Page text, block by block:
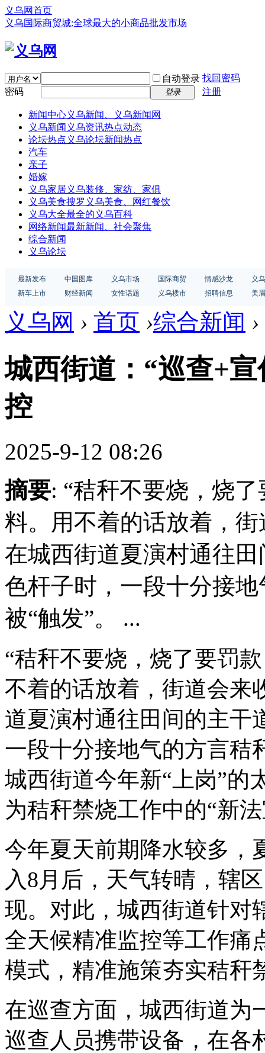
义乌网首页
义乌国际商贸城:全球最大的小商品批发市场
自动登录 找回密码
密码
登录 注册
新闻中心义乌新闻、义乌新闻网
义乌新闻 义乌资讯热点动态
论坛热点 义乌论坛新闻热点
汽车
亲子
婚嫁
义乌家居义乌装修、家纺、家俱
义乌美食搜罗义乌美食、网红餐饮
义乌大全最全的义乌百科
网络新闻最新新闻、社会聚焦
综合新闻
义乌论坛
最新发布 中国图库 义乌市场 国际商贸 情感沙龙
义
新车上市
财经新闻 女性话题 义乌楼市 招聘信息 美
义乌网 › 首页 ›综合新闻 ›
城西街道：“巡查+
控
2025-9-12 08:26
摘要: “秸秆不要烧，烧
料。用不着的话放着，
在城西街道夏演村通往
色杆子时，一段十分接
被“触发”。 ...
“秸秆不要烧，烧了要罚
不着的话放着，街道会
道夏演村通往田间的主干
一段十分接地气的方言秸
城西街道今年新“上岗”的
为秸秆禁烧工作中的“新
今年夏天前期降水较多，
入8月后，天气转晴，辖
现。对此，城西街道针对
全天候精准监控等工作痛
模式，精准施策夯实秸秆
在巡查方面，城西街道为
巡查人员携带设备，在各